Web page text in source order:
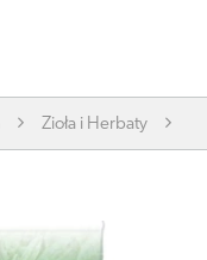
Zioła i Herbaty